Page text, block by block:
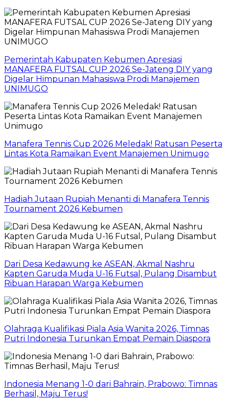
Pemerintah Kabupaten Kebumen Apresiasi
MANAFERA FUTSAL CUP 2026 Se-Jateng DIY yang
Digelar Himpunan Mahasiswa Prodi Manajemen
UNIMUGO
Manafera Tennis Cup 2026 Meledak! Ratusan Peserta
Lintas Kota Ramaikan Event Manajemen Unimugo
Hadiah Jutaan Rupiah Menanti di Manafera Tennis
Tournament 2026 Kebumen
Dari Desa Kedawung ke ASEAN, Akmal Nashru
Kapten Garuda Muda U-16 Futsal, Pulang Disambut
Ribuan Harapan Warga Kebumen
Olahraga Kualifikasi Piala Asia Wanita 2026, Timnas
Putri Indonesia Turunkan Empat Pemain Diaspora
Indonesia Menang 1-0 dari Bahrain, Prabowo: Timnas
Berhasil, Maju Terus!